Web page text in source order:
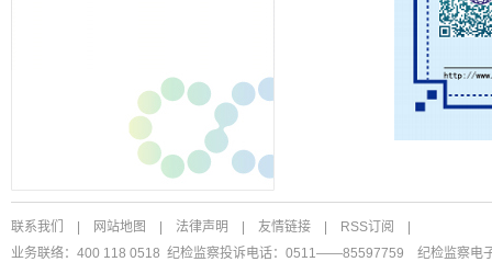
联系我们 网站地图 法律声明 友情链接 RSS订阅
业务联络：400 118 0518 纪检监察投诉电话：0511——85597759 纪检监察电